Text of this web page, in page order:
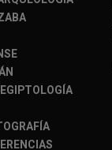
EGIPTOLOGÍA